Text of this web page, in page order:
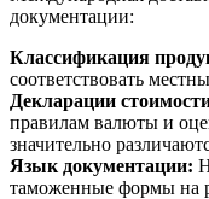
документации:
Классификация
соответствовать
Декларации
правилам валюты и
значительно
Язык документации:
таможенные формы на